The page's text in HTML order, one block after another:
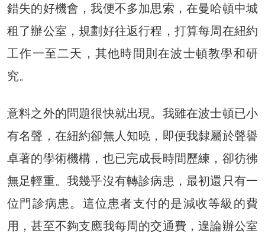
錯失的好機會，我便不多加思索，在曼哈頓中城
租了辦公室，規劃好往返行程，打算每周在紐約
工作一至二天，其他時間則在波士頓教學和研
究。
意料之外的問題很快就出現。我雖在波士頓已小
有名聲，在紐約卻無人知曉，即便我隸屬於聲譽
卓著的學術機構，也已完成長時間歷練，卻彷彿
無足輕重。我幾乎沒有轉診病患，最初還只有一
位門診病患。這位患者支付的是減收等級的費
用，甚至不夠支應我每周的交通費，遑論辦公室